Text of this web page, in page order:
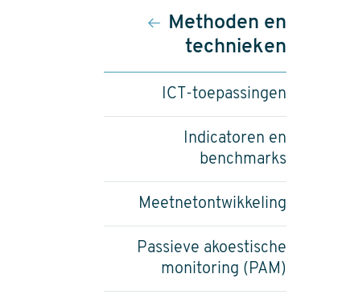
Hoofdnavigatie
Methoden en
technieken
ICT-toepassingen
Indicatoren en
benchmarks
Meetnetontwikkeling
Passieve akoestische
monitoring (PAM)